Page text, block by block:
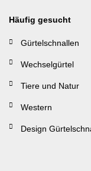
Häufig gesucht
Gürtelschnallen
Wechselgürtel
Tiere und Natur
Western
Design